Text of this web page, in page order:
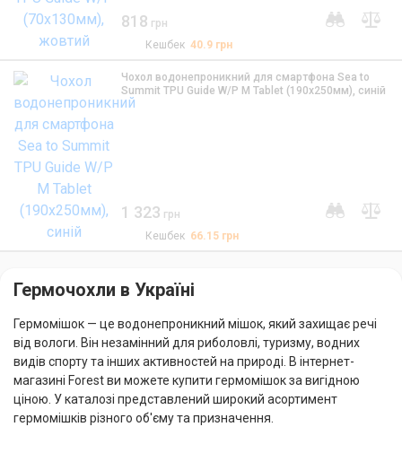
818 грн
Кешбек40.9 грн
Чохол водонепроникний для смартфона Sea to
Summit TPU Guide W/P M Tablet (190х250мм), синій
1 323 грн
Кешбек 66.15 грн
Гермочохли в Україні
Гермомішок — це водонепроникний мішок, який захищає речі
від вологи. Він незамінний для риболовлі, туризму, водних
видів спорту та інших активностей на природі. В інтернет-
магазині Forest ви можете купити гермомішок за вигідною
ціною. У каталозі представлений широкий асортимент
гермомішків різного об'єму та призначення.